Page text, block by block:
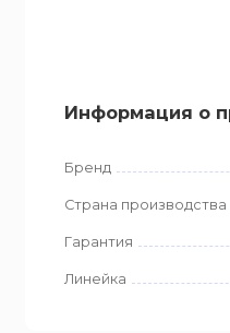
Информация о
Бренд
Страна производства
Гарантия
Линейка